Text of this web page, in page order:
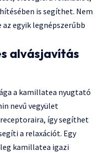
is segíthet. Nem
egyik legnépszerűbb
alvásjavítás
a kamillatea nyugtató
nevű vegyület
így segíthet
a relaxációt. Egy
kamillatea igazi